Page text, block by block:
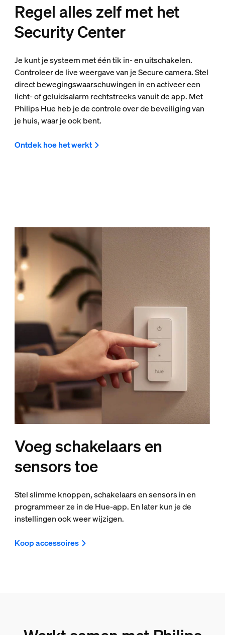
Regel alles zelf met het
Security Center
Je kunt je systeem met één tik in- en uitschakelen.
Controleer de live weergave van je Secure camera. Stel
direct bewegingswaarschuwingen in en activeer een
licht- of geluidsalarm rechtstreeks vanuit de app. Met
Philips Hue heb je de controle over de beveiliging van
je huis, waar je ook bent.
Ontdek hoe het werkt
Voeg schakelaars en
sensors toe
Stel slimme knoppen, schakelaars en sensors in en
programmeer ze in de Hue-app. En later kun je de
instellingen ook weer wijzigen.
Koop accessoires